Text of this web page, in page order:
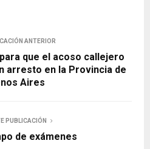
ANTERIOR
que el acoso callejero
arresto en la Provincia de
Aires
PUBLICACIÓN
de exámenes